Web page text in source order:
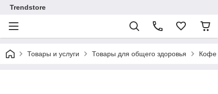
Trendstore
Товары и услуги Товары для общего здоровья Кофе